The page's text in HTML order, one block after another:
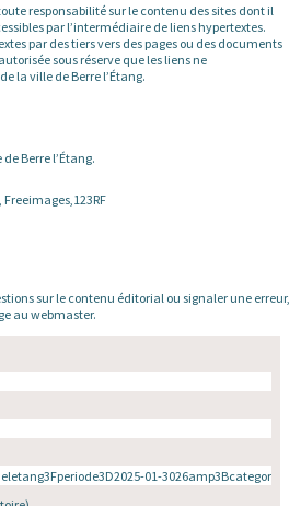
responsabilité sur le contenu des sites dont il
par l’intermédiaire de liens hypertextes.
par des tiers vers des pages ou des documents
sous réserve que les liens ne
la ville de Berre l’Étang.
Berre l’Étang.
Freeimages,123RF
sur le contenu éditorial ou signaler une erreur,
au webmaster.